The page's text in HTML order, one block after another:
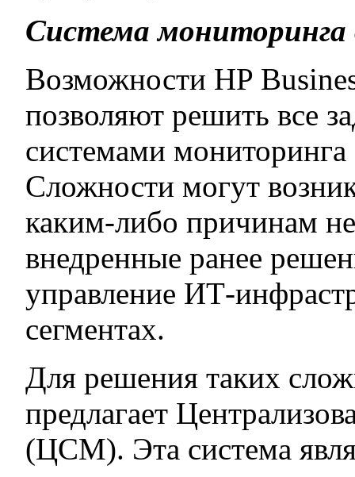
Система мониторинга
Возможности HP
позволяют решить все
системами
Сложности могут
каким-либо причинам
внедренные ранее
управление ИТ-
сегментах.
Для решения таких
предлагает
(ЦСМ). Эта система